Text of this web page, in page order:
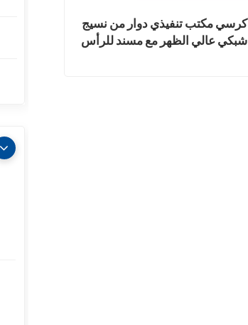
كرسي مكتب تنفيذي دوار من نسيج
شبكي عالي الظهر مع مسند للرأس